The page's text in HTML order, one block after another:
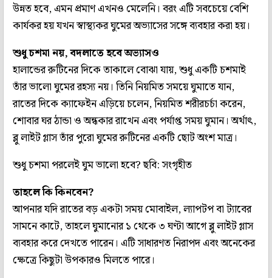
উন্নত হবে, এমন প্রমাণ এখনও মেলেনি। বরং এটি সবচেয়ে বেশি
কার্যকর হয় যখন স্বাস্থ্যকর ঘুমের অভ্যাসের সঙ্গে ব্যবহার করা হয়।
শুধু চশমা নয়, বদলাতে হবে অভ্যাসও
হালান্ডের রুটিনের দিকে তাকালে বোঝা যায়, শুধু একটি চশমাই
তাঁর ভালো ঘুমের রহস্য নয়। তিনি নিয়মিত সময়ে ঘুমাতে যান,
রাতের দিকে ক্যাফেইন এড়িয়ে চলেন, নিয়মিত শরীরচর্চা করেন,
শোবার ঘর ঠান্ডা ও অন্ধকার রাখেন এবং পর্যাপ্ত সময় ঘুমান। অর্থাৎ,
ব্লু লাইট গ্লাস তাঁর পুরো ঘুমের রুটিনের একটি ছোট অংশ মাত্র।
শুধু চশমা পরলেই ঘুম ভালো হবে? ছবি: সংগৃহীত
তাহলে কি কিনবেন?
আপনার যদি রাতের বড় একটা সময় মোবাইল, ল্যাপটপ বা ট্যাবের
সামনে কাটে, তাহলে ঘুমানোর ১ থেকে ৩ ঘণ্টা আগে ব্লু লাইট গ্লাস
ব্যবহার করে দেখতে পারেন। এটি সাধারণত নিরাপদ এবং অনেকের
ক্ষেত্রে কিছুটা উপকারও মিলতে পারে।